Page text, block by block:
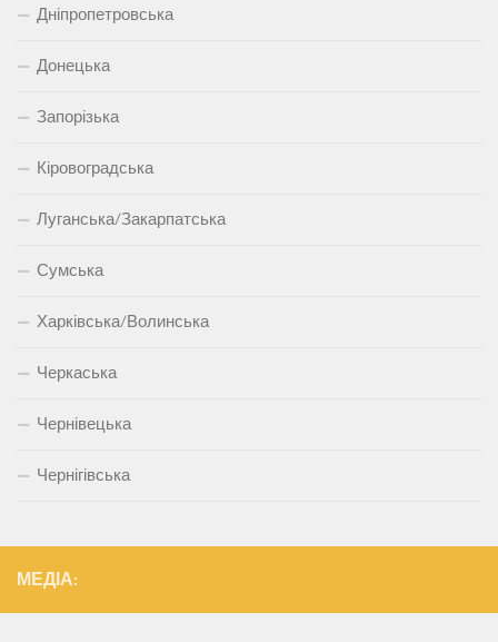
Дніпропетровська
Донецька
Запорізька
Кіровоградська
Луганська/Закарпатська
Сумська
Харківська/Волинська
Черкаська
Чернівецька
Чернігівська
МЕДІА: